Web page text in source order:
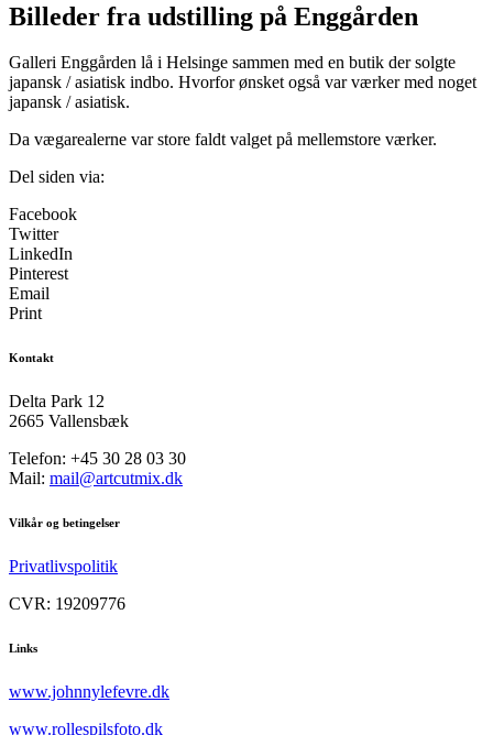
Billeder fra udstilling på Enggården
Galleri Enggården lå i Helsinge sammen med en butik der solgte
japansk / asiatisk indbo. Hvorfor ønsket også var værker med noget
japansk / asiatisk.
Da vægarealerne var store faldt valget på mellemstore værker.
Del siden via:
Facebook
Twitter
LinkedIn
Pinterest
Email
Print
Kontakt
Delta Park 12
2665 Vallensbæk
Telefon: +45 30 28 03 30
Mail: mail@artcutmix.dk
Vilkår og betingelser
Privatlivspolitik
CVR: 19209776
Links
www.johnnylefevre.dk
www.rollespilsfoto.dk